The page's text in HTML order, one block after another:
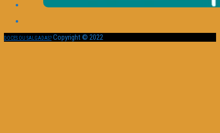
DOCES OU SALGADAS? Copyright © 2022